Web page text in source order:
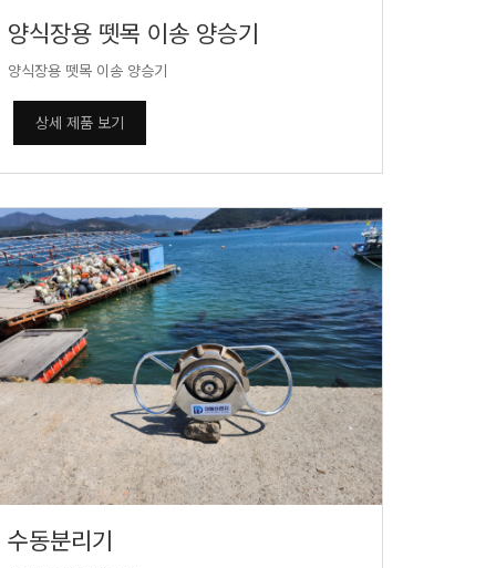
양식장용 뗏목 이송 양승기
양식장용 뗏목 이송 양승기
상세 제품 보기
수동분리기